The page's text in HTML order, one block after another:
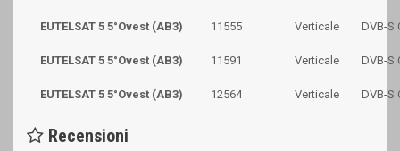
EUTELSAT 5 5°Ovest (AB3) 11555 Verticale DVB-S
EUTELSAT 5 5°Ovest (AB3) 11591 Verticale DVB-S
EUTELSAT 5 5°Ovest (AB3) 12564 Verticale DVB-S
Recensioni